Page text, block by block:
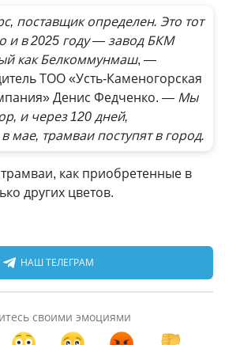
поставщик определен. Это тот
и в 2025 году — завод БКМ
как Белкоммунмаш, —
ТОО «Усть-Каменогорская
Денис Федченко. — Мы
и через 120 дней,
мае, трамваи поступят в город.
как приобретенные в
других цветов.
НАШ ТЕЛЕГРАМ
своими эмоциями